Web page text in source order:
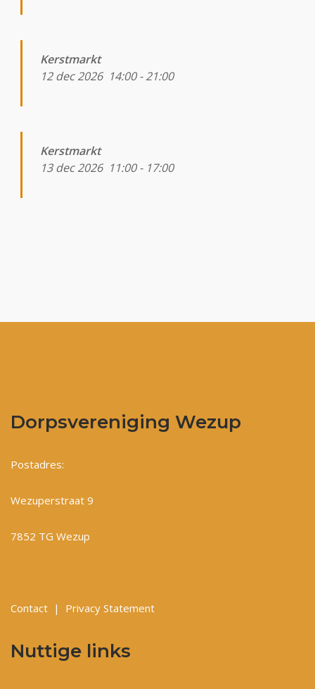
Kerstmarkt
12 dec 2026 14:00-21:00
Kerstmarkt
13 dec 2026 11:00- 17:00
Dorpsvereniging Wezup
Postadres:
Wezuperstraat 9
7852 TG Wezup
Contact | Privacy Statement
Nuttige links